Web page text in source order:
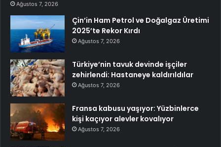
Ağustos 7, 2026
Çin’in Ham Petrol ve Doğalgaz Üretimi
2025’te Rekor Kırdı
Ağustos 7, 2026
Türkiye’nin tavuk devinde işçiler
zehirlendi: Hastaneye kaldırıldılar
Ağustos 7, 2026
Fransa kabusu yaşıyor: Yüzbinlerce
kişi kaçıyor alevler kovalıyor
Ağustos 7, 2026